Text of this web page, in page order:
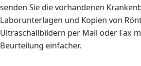
senden Sie die vorhandenen
Laborunterlagen und Kopien von
Ultraschallbildern per Mail oder Fax
Beurteilung einfacher.